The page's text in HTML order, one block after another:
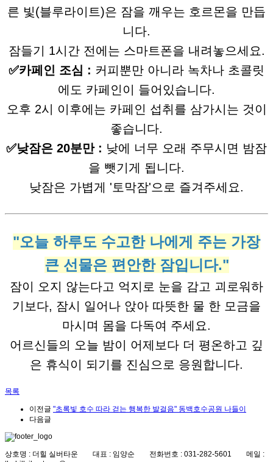
른 빛(블루라이트)은 잠을 깨우는 호르몬을 만듭
니다.
잠들기 1시간 전에는 스마트폰을 내려놓으세요.
✅카페인 조심 : 커피뿐만 아니라 녹차나 초콜릿
에도 카페인이 들어있습니다.
오후 2시 이후에는 카페인 섭취를 삼가시는 것이
좋습니다.
✅낮잠은 20분만 : 낮에 너무 오래 주무시면 밤잠
을 뺏기게 됩니다.
낮잠은 가볍게 '토막잠'으로 즐겨주세요.
"오늘 하루도 수고한 나에게 주는 가장
큰 선물은 편안한 잠입니다."
잠이 오지 않는다고 억지로 눈을 감고 괴로워하
기보다, 잠시 일어나 앉아 따뜻한 물 한 모금을
마시며 몸을 다독여 주세요.
어르신들의 오늘 밤이 어제보다 더 평온하고 깊
은 휴식이 되기를 진심으로 응원합니다.
목록
이전글 "초록빛 호수 따라 걷는 행복한 발걸음" 동백호수공원 나들이
다음글
상호명 : 더힐 실버타운 대표 : 임양순 전화번호 : 031-282-5601 메일 :